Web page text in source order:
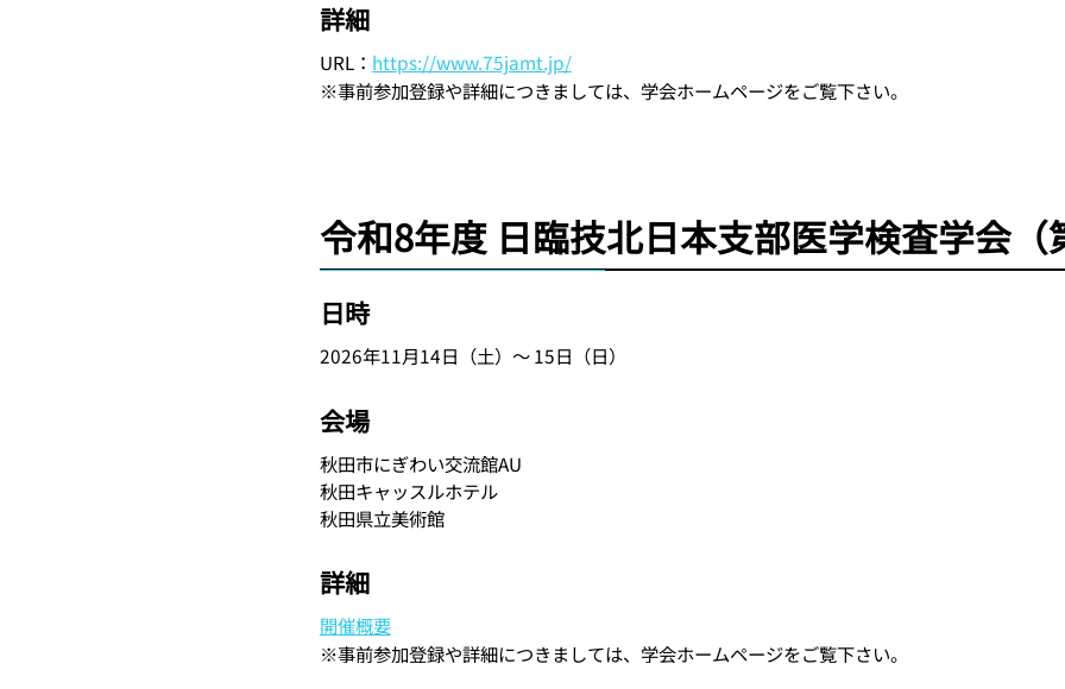
詳細
URL： https://www.75jamt.jp/
※事前参加登録や詳細につきましては、学会ホームページをご覧下さい。
令和8年度 日臨技北日本支部医学検査学会
日時
2026年11月14日（土）～ 15日（日）
会場
秋田市にぎわい交流館AU
秋田キャッスルホテル
秋田県立美術館
詳細
開催概要
※事前参加登録や詳細につきましては、学会ホームページをご覧下さい。